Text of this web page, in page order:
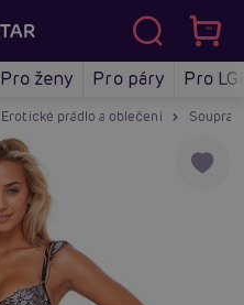
Pro ženy Pro páry Pro
Erotické prádlo a oblečení